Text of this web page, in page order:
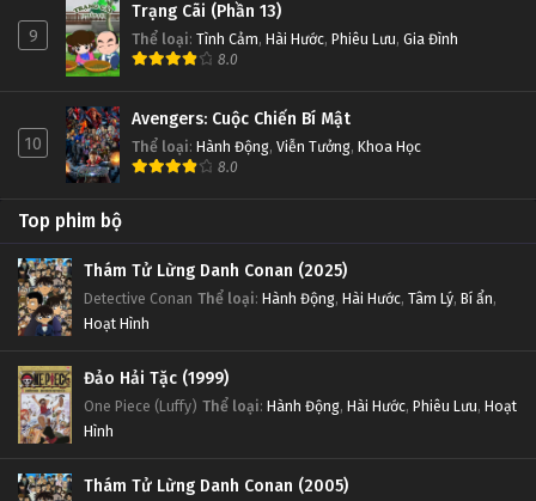
9
Trạng Cãi (Phần 13)
Thể loại: Tình Cảm, Hài Hước, Phiêu Lưu, Gia Đình
8.0
10
Avengers: Cuộc Chiến Bí Mật
Thể loại: Hành Động, Viễn Tưởng, Khoa Học
8.0
Top phim bộ
Thám Tử Lừng Danh Conan (2025)
Detective Conan Thể loại: Hành Động, Hài Hước, Tâm Lý, Bí ẩn,
Hoạt Hình
Đảo Hải Tặc (1999)
One Piece (Luffy) Thể loại: Hành Động, Hài Hước, Phiêu Lưu, Hoạt
Hình
Thám Tử Lừng Danh Conan (2005)